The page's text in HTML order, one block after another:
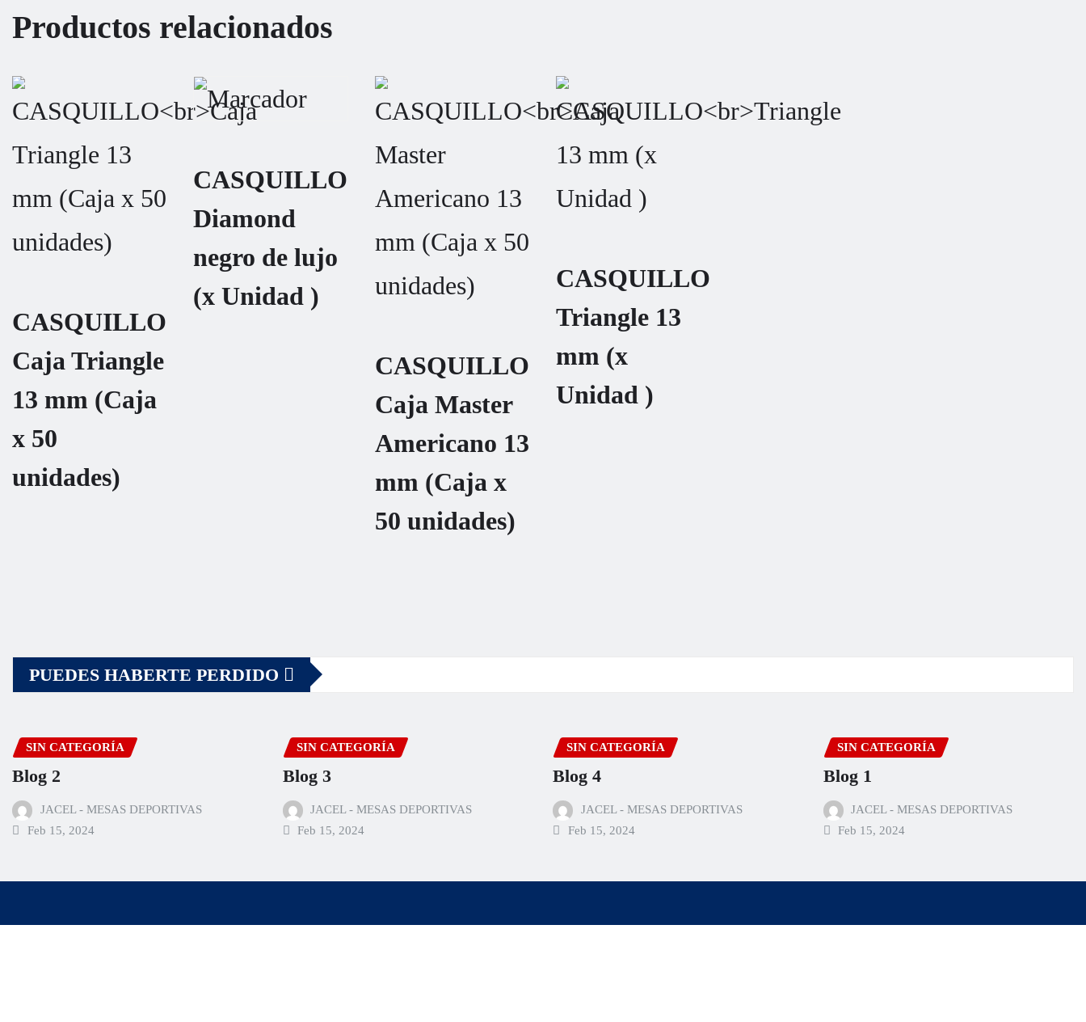
Productos relacionados
CASQUILLO
Caja Triangle
13 mm (Caja
x 50
unidades)
CASQUILLO
Diamond
negro de lujo
(x Unidad )
CASQUILLO
Caja Master
Americano 13
mm (Caja x
50 unidades)
CASQUILLO
Triangle 13
mm (x
Unidad )
PUEDES HABERTE PERDIDO
SIN CATEGORÍA
Blog 2
JACEL - MESAS DEPORTIVAS
Feb 15, 2024
SIN CATEGORÍA
Blog 3
JACEL - MESAS DEPORTIVAS
Feb 15, 2024
SIN CATEGORÍA
Blog 4
JACEL - MESAS DEPORTIVAS
Feb 15, 2024
SIN CATEGORÍA
Blog 1
JACEL - MESAS DEPORTIVAS
Feb 15, 2024